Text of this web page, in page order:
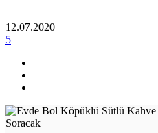
12.07.2020
5